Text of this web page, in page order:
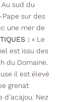
Au sud du
sur des
une mer de
: « Le
est issu des
du Domaine.
il est élevé
grenat
Nez